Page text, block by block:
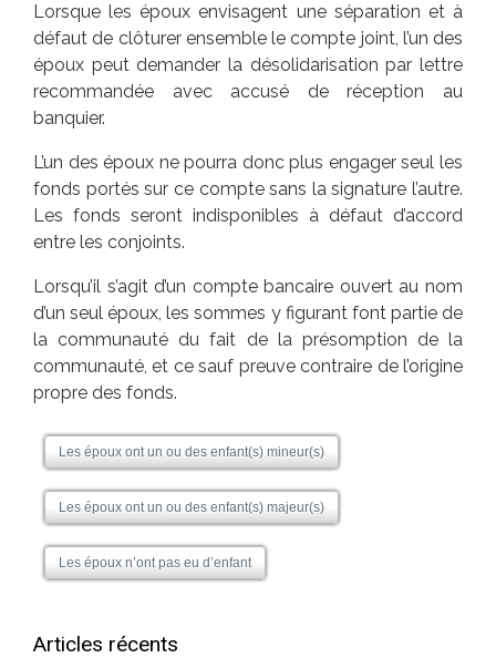
Lorsque les époux envisagent une séparation et à
défaut de clôturer ensemble le compte joint, l’un des
époux peut demander la désolidarisation par lettre
recommandée avec accusé de réception au
banquier.
L’un des époux ne pourra donc plus engager seul les
fonds portés sur ce compte sans la signature l’autre.
Les fonds seront indisponibles à défaut d’accord
entre les conjoints.
Lorsqu’il s’agit d’un compte bancaire ouvert au nom
d’un seul époux, les sommes y figurant font partie de
la communauté du fait de la présomption de la
communauté, et ce sauf preuve contraire de l’origine
propre des fonds.
Les époux ont un ou des enfant(s) mineur(s)
Les époux ont un ou des enfant(s) majeur(s)
Les époux n’ont pas eu d’enfant
Articles récents